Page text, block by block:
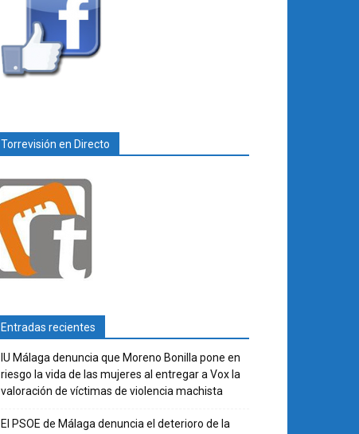
Torrevisión en Directo
Entradas recientes
IU Málaga denuncia que Moreno Bonilla pone en
riesgo la vida de las mujeres al entregar a Vox la
valoración de víctimas de violencia machista
El PSOE de Málaga denuncia el deterioro de la